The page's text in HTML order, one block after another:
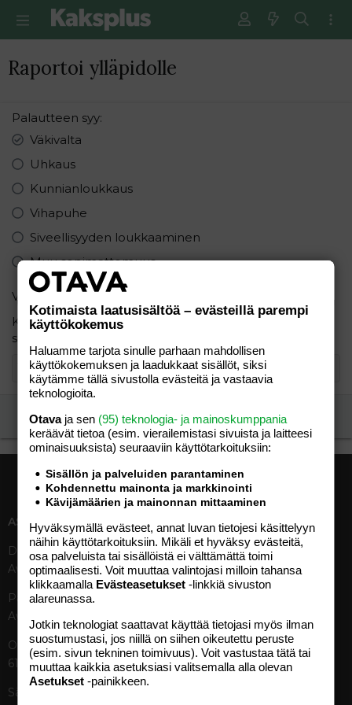
Raportoi ylläpidolle
Palautteen syy
Väkivalta
Uhkaus
Kunnianloukkaus
Vihapuhe
Siveellisyyden loukkaaminen
Muu sopimattomuus
Varmistus
Kuinka monta sanaa on lauseessa: "Minä rakastan
sinua"
Ilmoita asiaton viesti
ASIAKASPALVELU
Digipalvelut (09) 156 6227
Avoinna ma–pe 8–19
Painettu lehti (09) 156 665
Avoinna ma–pe 8–19
Otavamedian vaihde (09) 156
61
Sähköposti (digi)
MEDIATIEDOT
Tekniset tiedot, aikataulut ja
ilmoitushinnat
Tietoa verkon kävijöistä
Avoimuusraportti
Käyttöehdot
TUOTTEET
Kotimaista laatusisältöä – evästeillä parempi
käyttökokemus
Haluamme tarjota sinulle parhaan mahdollisen
käyttökokemuksen ja laadukkaat sisällöt, siksi
käytämme tällä sivustolla evästeitä ja vastaavia
teknologioita.
Otavaja sen (95) teknologia- ja mainoskumppania
keräävät tietoa (esim. vierailemis­tasi sivuista ja laitteesi
ominaisuuk­sista) seuraaviin käyttötarkoituksiin:
Sisällön ja palveluiden parantaminen
Kohdennettu mainonta ja markkinointi
Kävijämäärien ja mainonnan mittaaminen
Hyväksymällä evästeet, annat luvan tietojesi käsittelyyn
näihin käyttötarkoituksiin. Mikäli et hyväksy evästeitä,
osa palveluista tai sisällöistä ei välttämättä toimi
optimaalisesti. Voit muuttaa valintojasi milloin tahansa
klikkaamalla Evästeasetukset -linkkiä sivuston
alareunassa.
Jotkin teknologiat saattavat käyttää tietojasi myös ilman
suostumustasi, jos niillä on siihen oikeutettu peruste
(esim. sivun tekninen toimivuus). Voit vastustaa tätä tai
muuttaa kaikkia asetuksiasi valitsemalla alla olevan
Asetukset -painikkeen.